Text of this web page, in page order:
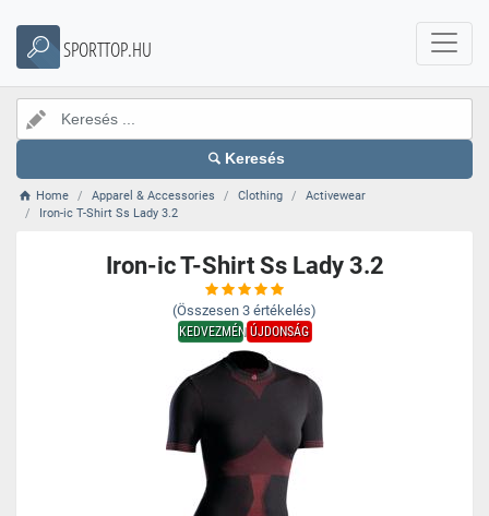
SPORTTOP.HU
Keresés
Home Apparel & Accessories Clothing
Activewear
Iron-ic T-Shirt Ss Lady 3.2
Iron-ic T-Shirt Ss Lady 3.2
(Összesen 3 értékelés)
KEDVEZMÉNYÚJDONSÁG